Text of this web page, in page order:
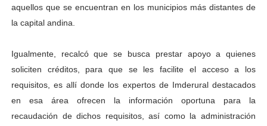
aquellos que se encuentran en los municipios más distantes de
la capital andina.
Igualmente, recalcó que se busca prestar apoyo a quienes
soliciten créditos, para que se les facilite el acceso a los
requisitos, es allí donde los expertos de Imderural destacados
en esa área ofrecen la información oportuna para la
recaudación de dichos requisitos, así como la administración